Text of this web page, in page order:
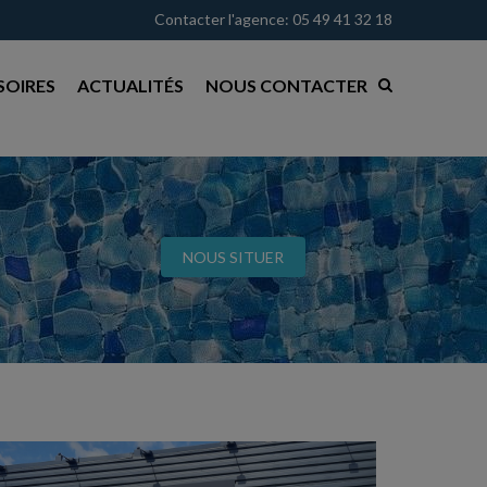
Contacter l'agence: 05 49 41 32 18
ACTUALITÉS NOUS CONTACTER
NOUS SITUER